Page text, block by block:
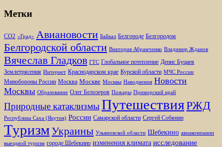
Метки
CO2 «Град» Авиановости Байкал Белгороде Белгородом
Белгородской области Виктория Абрамченко Владимир Жданов
Вячеслав Гладков ГТС Глобальное потепление Денис Буцаев
Землетрясения Интернет Краснодарском крае Курской области МЧС России
Минобороны России Москва Москве Москвы Наводнения Новости
Москвы Образование Олег Белозеров Пожары Приморский край
Природные катаклизмыПутешествияРЖД
Республика Саха (Якутия) России Самарской области Сергей Собянин
ТуризмУкраины Ульяновской области Шебекино авиакомпании
выездной туризм городе Шебекино изменения климата исследование